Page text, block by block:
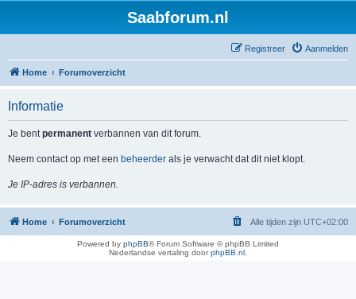
Saabforum.nl
Aanmelden
Registreer
Home Forumoverzicht
Informatie
Je bentpermanent verbannen van dit forum.
Neem contact op met een beheerder als je verwacht dat dit niet klopt.
Je IP-adres is verbannen.
Home Forumoverzicht Alle tijden zijn UTC+02:00
Powered by phpBB® Forum Software © phpBB Limited
Nederlandse vertaling doorphpBB.nl